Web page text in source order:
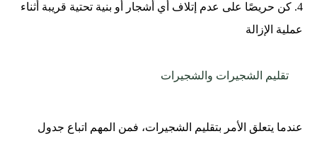
4. كن حريصًا على عدم إتلاف أي أشجار أو بنية تحتية قريبة أثناء
عملية الإزالة
تقليم الشجيرات والشجيرات
عندما يتعلق الأمر بتقليم الشجيرات، فمن المهم اتباع جدول